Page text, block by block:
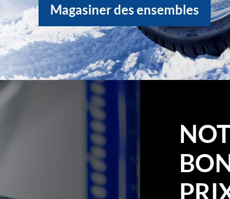
Magasiner des ensembles